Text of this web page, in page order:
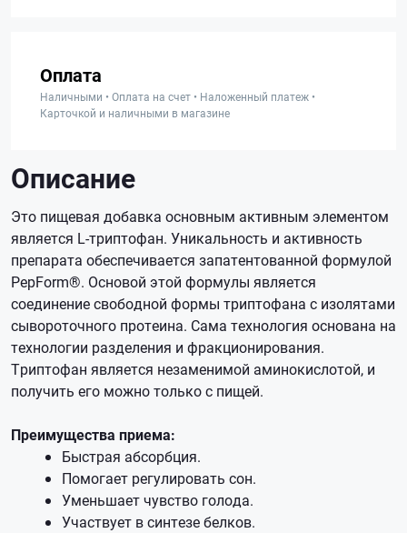
Оплата
Наличными • Оплата на счет • Наложенный платеж •
Карточкой и наличными в магазине
Описание
Это пищевая добавка основным активным элементом
является L-триптофан. Уникальность и активность
препарата обеспечивается запатентованной формулой
PepForm®. Основой этой формулы является
соединение свободной формы триптофана с изолятами
сывороточного протеина. Сама технология основана на
технологии разделения и фракционирования.
Триптофан является незаменимой аминокислотой, и
получить его можно только с пищей.
Преимущества приема:
Быстрая абсорбция.
Помогает регулировать сон.
Уменьшает чувство голода.
Участвует в синтезе белков.